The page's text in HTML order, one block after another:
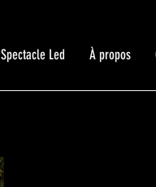
Spectacle Led À propos